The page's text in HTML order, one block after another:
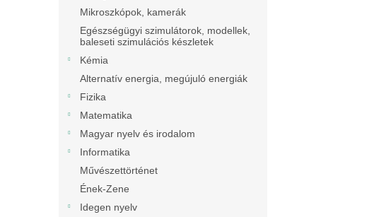
Mikroszkópok, kamerák
Egészségügyi szimulátorok, modellek,
baleseti szimulációs készletek
Kémia
Alternatív energia, megújuló energiák
Fizika
Matematika
Magyar nyelv és irodalom
Informatika
Művészettörténet
Ének-Zene
Idegen nyelv